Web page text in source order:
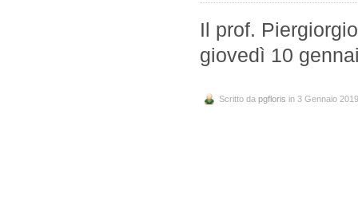
Il prof.
giovedì 10
Scritto da pgfloris in 3 Gennaio 2019